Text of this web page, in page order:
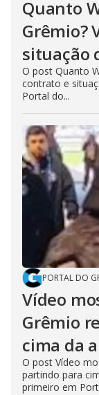
Quanto
Grêmio?
situação
O post Quanto
contrato e
Portal do...
PORTAL DO
Vídeo
Grêmio
cima da
O post Vídeo
partindo para
primeiro em